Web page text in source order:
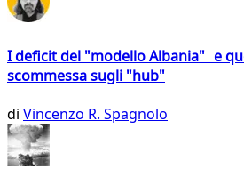
I deficit del "modello Albania" e
scommessa sugli "hub"
di Vincenzo R. Spagnolo